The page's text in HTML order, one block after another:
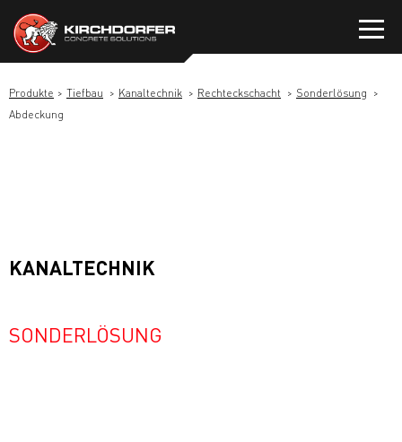
Inhalt
springen
Produkte Tiefbau Kanaltechnik Rechteckschacht
Sonderlösung
Abdeckung
KANALTECHNIK
SONDERLÖSUNG